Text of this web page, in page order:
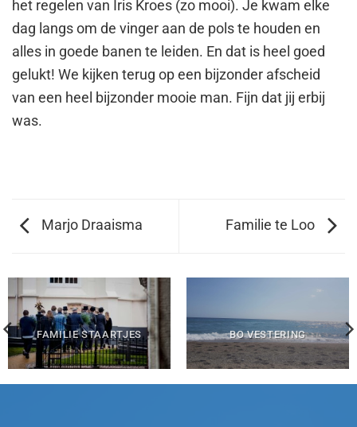
het regelen van Iris Kroes (zo mooi). Je kwam elke
dag langs om de vinger aan de pols te houden en
alles in goede banen te leiden. En dat is heel goed
gelukt! We kijken terug op een bijzonder afscheid
van een heel bijzonder mooie man. Fijn dat jij erbij
was.
Marjo Draaisma Familie te Loo
FAMILIE STAARTJES BO VESTERING